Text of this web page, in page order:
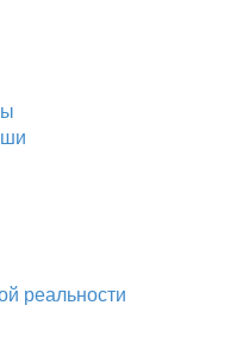
реальности